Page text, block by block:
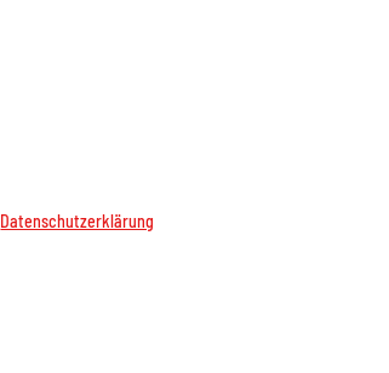
Datenschutzerklärung